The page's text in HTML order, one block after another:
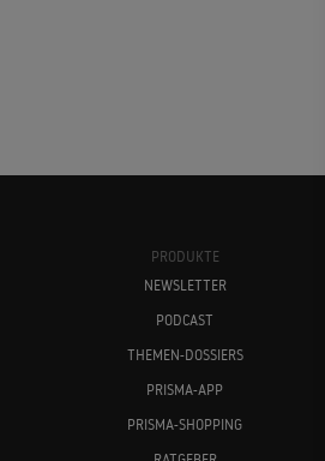
PRODUKTE
NEWSLETTER
PODCAST
THEMEN-DOSSIERS
PRISMA-APP
PRISMA-SHOPPING